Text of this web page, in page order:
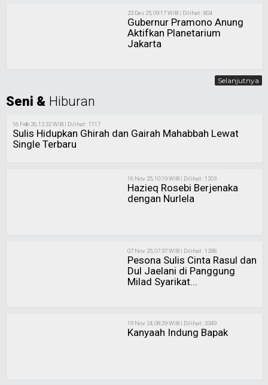
23 Des 25, 09:17 WIB | Dilihat : 804
Gubernur Pramono Anung
Aktifkan Planetarium
Jakarta
Selanjutnya
Seni & Hiburan
16 Feb 26, 12:32 WIB | Dilihat : 1117
Sulis Hidupkan Ghirah dan Gairah Mahabbah Lewat
Single Terbaru
16 Nov 25, 10:19 WIB | Dilihat : 1203
Hazieq Rosebi Berjenaka
dengan Nurlela
07 Nov 25, 07:37 WIB | Dilihat : 1288
Pesona Sulis Cinta Rasul dan
Dul Jaelani di Panggung
Milad Syarikat...
19 Nov 24, 08:29 WIB | Dilihat : 3349
Kanyaah Indung Bapak